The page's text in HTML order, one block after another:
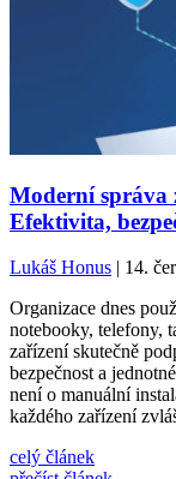
Moderní správa
Efektivita,
Lukáš Honus | 14.
Organizace dnes
notebooky, telefony,
zařízení skutečně
bezpečnost a
není o manuální
každého zařízení
celý článek